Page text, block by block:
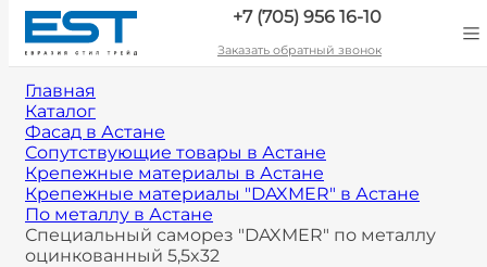
+7 (705) 956 16-10
Заказать обратный звонок
Главная
Каталог
Фасад в Астане
Сопутствующие товары в Астане
Крепежные материалы в Астане
Крепежные материалы "DAXMER" в Астане
По металлу в Астане
Специальный саморез "DAXMER" по металлу
оцинкованный 5,5x32